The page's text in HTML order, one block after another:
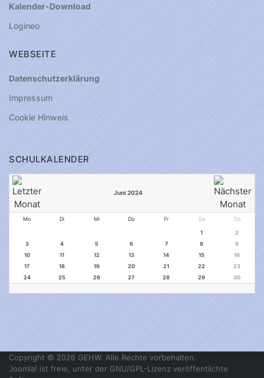
Kalender-Download
Logineo
WEBSEITE
Datenschutzerklärung
Impressum
Cookie Hinweis
SCHULKALENDER
Juni 2024
Mo Di Mi Do Fr Sa So
1
2
3
4 5 6 7 8
9
10
11 12 13 14 15
16
17
18 19 20 21 22
23
24
25 26 27 28 29 30
Copyright © 2026 GEHW. Alle Rechte vorbehalten.
Joomla! ist freie, unter der GNU/GPL-Lizenz veröffentlichte